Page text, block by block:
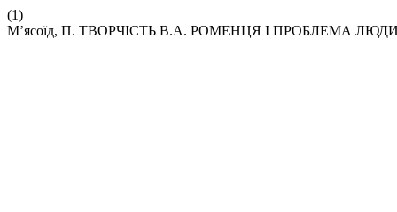
(1)
М’ясоїд, П. ТВОРЧІСТЬ В.А. РОМЕНЦЯ І ПРОБЛЕМА